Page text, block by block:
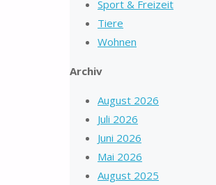
Sport & Freizeit
Tiere
Wohnen
Archiv
August 2026
Juli 2026
Juni 2026
Mai 2026
August 2025